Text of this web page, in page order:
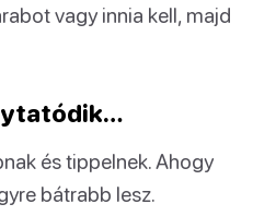
vagy innia kell, majd
és tippelnek. Ahogy
bátrabb lesz.